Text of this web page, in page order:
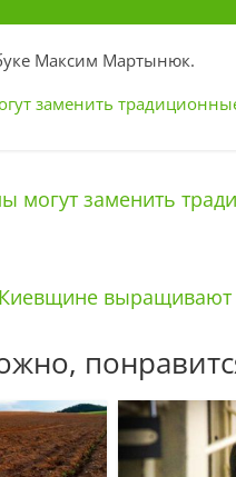
Максим Мартынюк.
заменить
могут заменить
выращивают